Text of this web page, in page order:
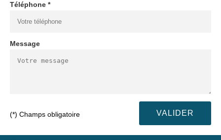
Téléphone *
Message
(*) Champs obligatoire